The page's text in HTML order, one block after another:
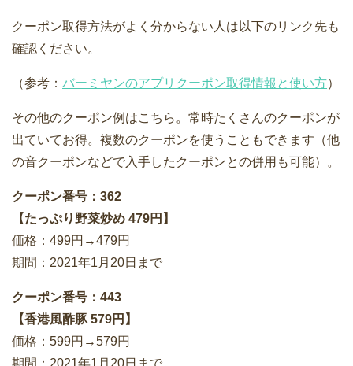
クーポン取得方法がよく分からない人は以下のリンク先も
確認ください。
（参考： バーミヤンのアプリクーポン取得情報と使い方）
その他のクーポン例はこちら。常時たくさんのクーポンが
出ていてお得。複数のクーポンを使うこともできます（他
の音クーポンなどで入手したクーポンとの併用も可能）。
クーポン番号：362
【たっぷり野菜炒め 479円】
価格：499円→479円
期間：2021年1月20日まで
クーポン番号：443
【香港風酢豚 579円】
価格：599円→579円